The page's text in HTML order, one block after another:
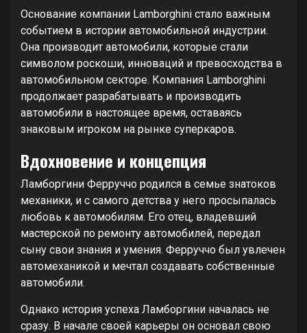
Основание компании Lamborghini стало важным
событием в истории автомобильной индустрии.
Она производит автомобили, которые стали
символом роскоши, инноваций и превосходства в
автомобильном секторе. Компания Lamborghini
продолжает разрабатывать и производить
автомобили в настоящее время, оставаясь
знаковым игроком на рынке суперкаров.
Вдохновение и концепция
Ламборгини Ферруччо родился в семье знатоков
механики, и с самого детства у него просыпалась
любовь к автомобилям. Его отец, владевший
мастерской по ремонту автомобилей, передал
сыну свои знания и умения. Ферруччо был увлечен
автомеханикой и мечтал создавать собственные
автомобили.
Однако история успеха Ламборгини началась не
сразу. В начале своей карьеры он основал свою